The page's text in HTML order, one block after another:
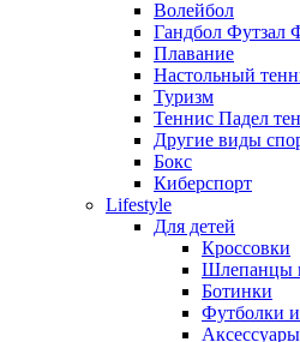
Волейбол
Гандбол Футзал
Плавание
Настольный
Туризм
Теннис Падел
Другие виды
Бокс
Киберспорт
Lifestyle
Для детей
Кроссовки
Шлепанцы
Ботинки
Футболки